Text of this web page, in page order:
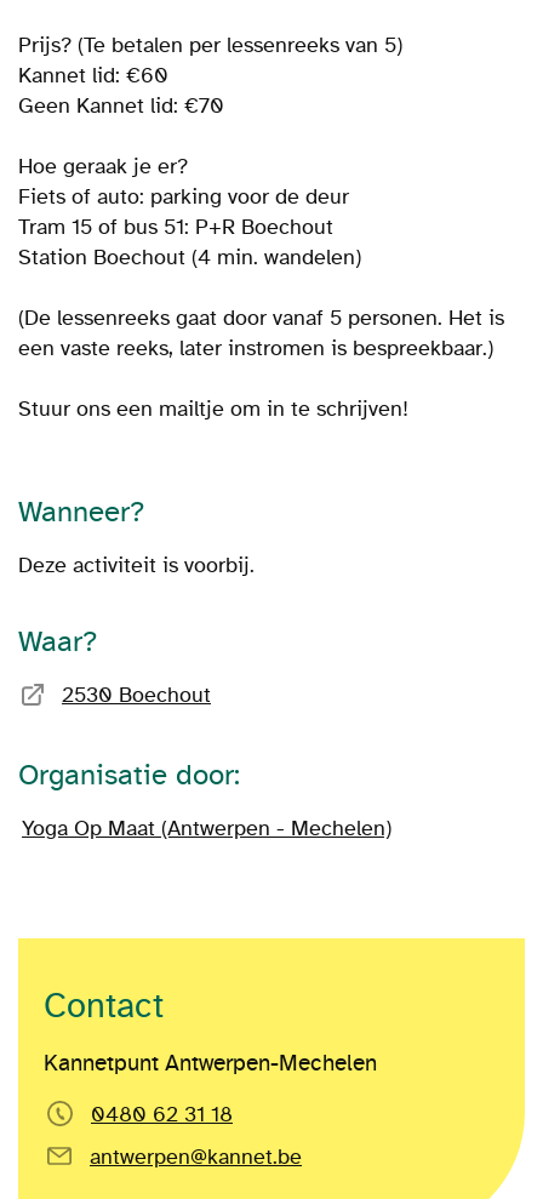
Prijs? (Te betalen per lessenreeks van 5)
Kannet lid: €60
Geen Kannet lid: €70
Hoe geraak je er?
Fiets of auto: parking voor de deur
Tram 15 of bus 51: P+R Boechout
Station Boechout (4 min. wandelen)
(De lessenreeks gaat door vanaf 5 personen. Het is
een vaste reeks, later instromen is bespreekbaar.)
Stuur ons een mailtje om in te schrijven!
Wanneer?
Deze activiteit is voorbij.
Waar?
2530 Boechout
Organisatie door:
Yoga Op Maat (Antwerpen - Mechelen)
Contact
Kannetpunt Antwerpen-Mechelen
0480 62 31 18
antwerpen@kannet.be